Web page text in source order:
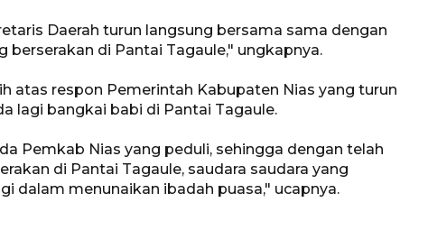
Daerah turun langsung bersama sama dengan
di Pantai Tagaule," ungkapnya.
atas respon Pemerintah Kabupaten Nias yang turun
lagi bangkai babi di Pantai Tagaule.
Pemkab Nias yang peduli, sehingga dengan telah
di Pantai Tagaule, saudara saudara yang
dalam menunaikan ibadah puasa," ucapnya.